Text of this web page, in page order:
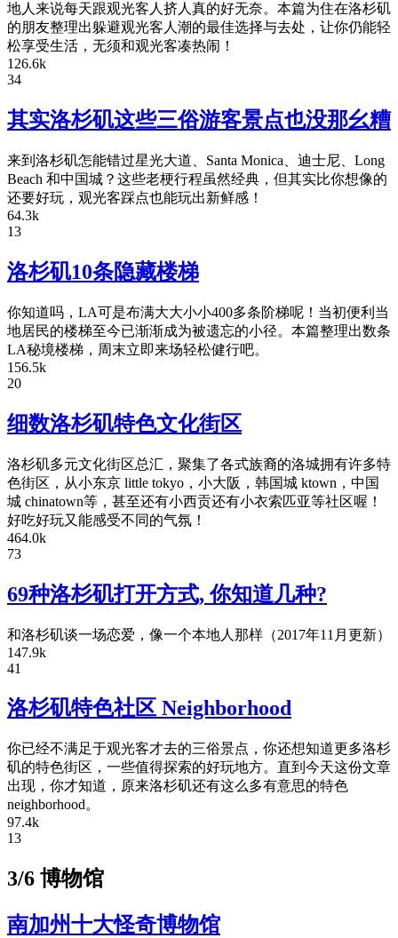
地人来说每天跟观光客人挤人真的好无奈。本篇为住在洛杉矶
的朋友整理出躲避观光客人潮的最佳选择与去处，让你仍能轻
松享受生活，无须和观光客凑热闹！
126.6k
34
其实洛杉矶这些三俗游客景点也没那幺糟
来到洛杉矶怎能错过星光大道、Santa Monica、迪士尼、Long
Beach 和中国城？这些老梗行程虽然经典，但其实比你想像的
还要好玩，观光客踩点也能玩出新鲜感！
64.3k
13
洛杉矶10条隐藏楼梯
你知道吗，LA可是布满大大小小400多条阶梯呢！当初便利当
地居民的楼梯至今已渐渐成为被遗忘的小径。本篇整理出数条
LA秘境楼梯，周末立即来场轻松健行吧。
156.5k
20
细数洛杉矶特色文化街区
洛杉矶多元文化街区总汇，聚集了各式族裔的洛城拥有许多特
色街区，从小东京 little tokyo，小大阪，韩国城 ktown，中国
城 chinatown等，甚至还有小西贡还有小衣索匹亚等社区喔！
好吃好玩又能感受不同的气氛！
464.0k
73
69种洛杉矶打开方式, 你知道几种?
和洛杉矶谈一场恋爱，像一个本地人那样（2017年11月更新）
147.9k
41
洛杉矶特色社区 Neighborhood
你已经不满足于观光客才去的三俗景点，你还想知道更多洛杉
矶的特色街区，一些值得探索的好玩地方。直到今天这份文章
出现，你才知道，原来洛杉矶还有这么多有意思的特色
neighborhood。
97.4k
13
3/6 博物馆
南加州十大怪奇博物馆